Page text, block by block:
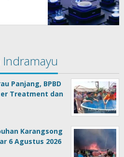
Panjang, BPBD
Treatment dan
Karangsong
6 Agustus 2026